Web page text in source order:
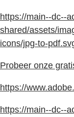
https://main--dc--
shared/assets/
icons/jpg-to-
Probeer onze
https://
https://main--dc--